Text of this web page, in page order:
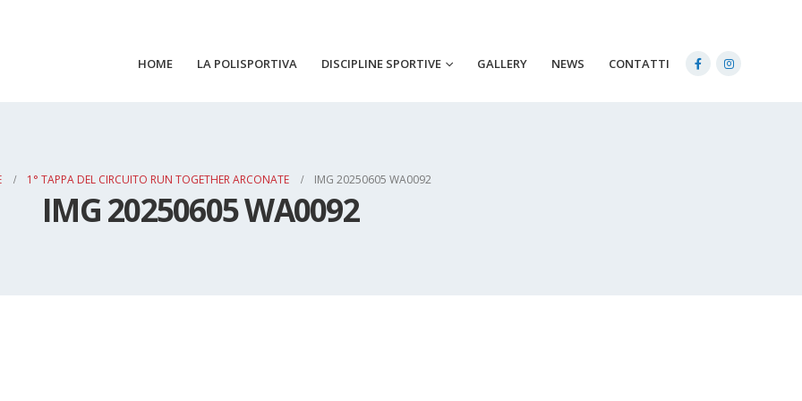
HOME LA POLISPORTIVA DISCIPLINE SPORTIVE GALLERY NEWS CONTATTI
1° TAPPA DEL CIRCUITO RUN TOGETHER ARCONATE IMG 20250605 WA0092
IMG 20250605 WA0092